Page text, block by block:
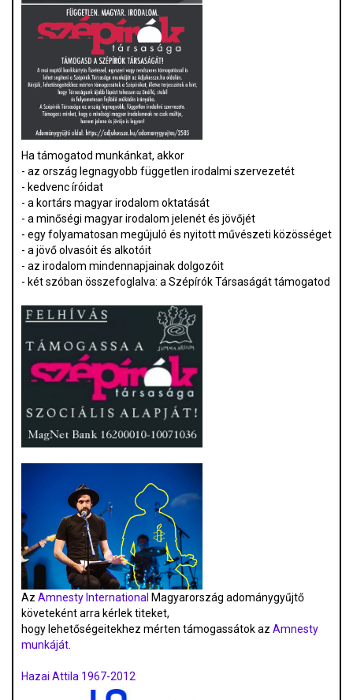
Ha támogatod munkánkat, akkor
- az ország legnagyobb független irodalmi szervezetét
- kedvenc íróidat
- a kortárs magyar irodalom oktatását
- a minőségi magyar irodalom jelenét és jövőjét
- egy folyamatosan megújuló és nyitott művészeti közösséget
- a jövő olvasóit és alkotóit
- az irodalom mindennapjainak dolgozóit
- két szóban összefoglalva: a Szépírók Társaságát támogatod
Az Amnesty International Magyarország adománygyűjtő
követeként arra kérlek titeket,
hogy lehetőségeitekhez mérten támogassátok az Amnesty
munkáját.
Hazai Attila 1967-2012